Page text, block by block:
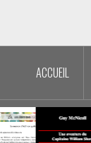
ACCUEIL